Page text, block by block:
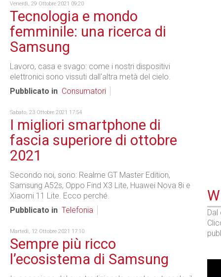
Venerdì, 29 Ottobre 2021 09:20
Tecnologia e mondo
femminile: una ricerca di
Samsung
Lavoro, casa e svago: come i nostri dispositivi
elettronici sono vissuti dall'altra metà del cielo.
Pubblicato in Consumatori
Sabato, 23 Ottobre 2021 17:54
I migliori smartphone di
fascia superiore di ottobre
2021
Secondo noi, sono: Realme GT Master Edition,
Samsung A52s, Oppo Find X3 Lite, Huawei Nova 8i e
Xiaomi 11 Lite. Ecco perché.
Pubblicato in Telefonia
Martedì, 12 Ottobre 2021 17:10
Sempre più ricco
l’ecosistema di Samsung